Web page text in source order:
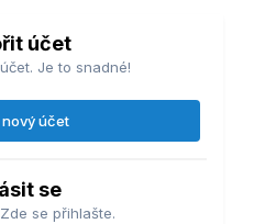
účet
Je to snadné!
účet
se
se přihlašte.